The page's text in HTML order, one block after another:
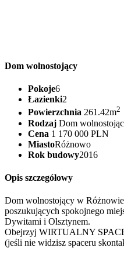
Dom wolnostojący
Pokoje6
Łazienki2
Powierzchnia 261.42m2
Rodzaj Dom
Cena 1 170 000 PLN
MiastoRóżnowo
Rok budowy2016
Opis szczegółowy
Dom wolnostojący w
poszukujących spokojnego
Dywitami i Olsztynem.
Obejrzyj WIRTUALNY
(jeśli nie widzisz spaceru